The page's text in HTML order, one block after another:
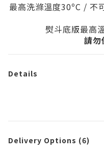
最高洗滌溫度30ºC / 不
熨斗底版最高
請勿
Details
Delivery Options (6)